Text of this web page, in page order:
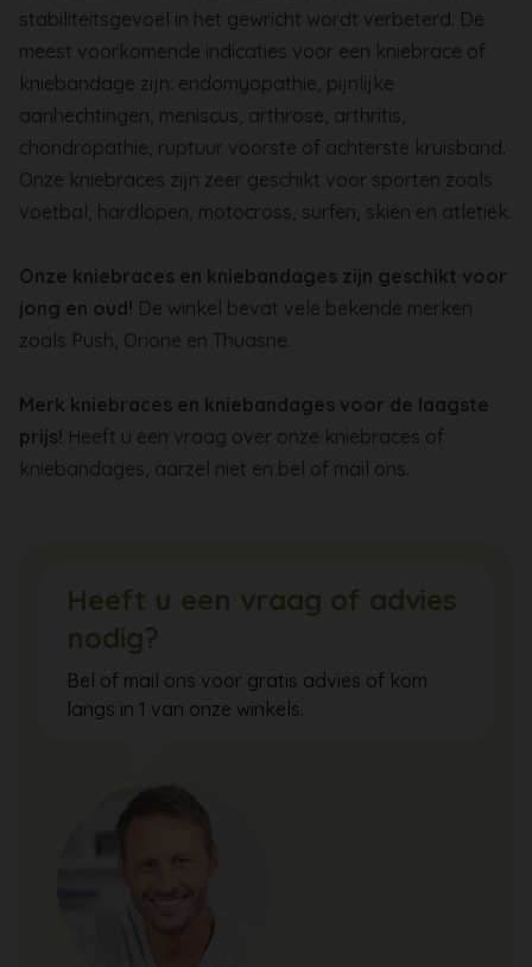
stabiliteitsgevoel in het gewricht wordt verbeterd. De
meest voorkomende indicaties voor een kniebrace of
kniebandage zijn: endomyopathie, pijnlijke
aanhechtingen, meniscus, arthrose, arthritis,
chondropathie, ruptuur voorste of achterste kruisband.
Onze kniebraces zijn zeer geschikt voor sporten zoals
voetbal, hardlopen, motocross, surfen, skiën en atletiek.
Onze kniebraces en kniebandages zijn geschikt voor
jong en oud! De winkel bevat vele bekende merken
zoals Push, Orione en Thuasne.
Merk kniebraces en kniebandages voor de laagste
prijs! Heeft u een vraag over onze kniebraces of
kniebandages, aarzel niet en bel of mail ons.
Heeft u een vraag of advies
nodig?
Bel of mail ons voor gratis advies of kom
langs in 1 van onze winkels.